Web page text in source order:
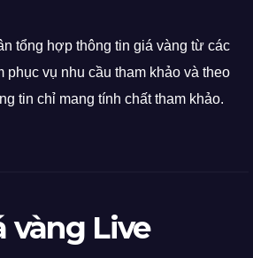
tổng hợp thông tin giá vàng từ các
phục vụ nhu cầu tham khảo và theo
tin chỉ mang tính chất tham khảo.
vàng Live